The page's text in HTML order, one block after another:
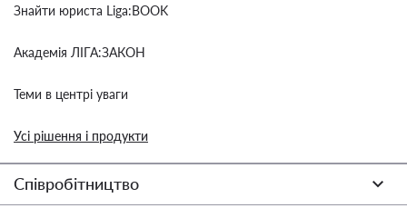
Знайти юриста Liga:BOOK
Академія ЛІГА:ЗАКОН
Теми в центрі уваги
Усі рішення і продукти
Співробітництво